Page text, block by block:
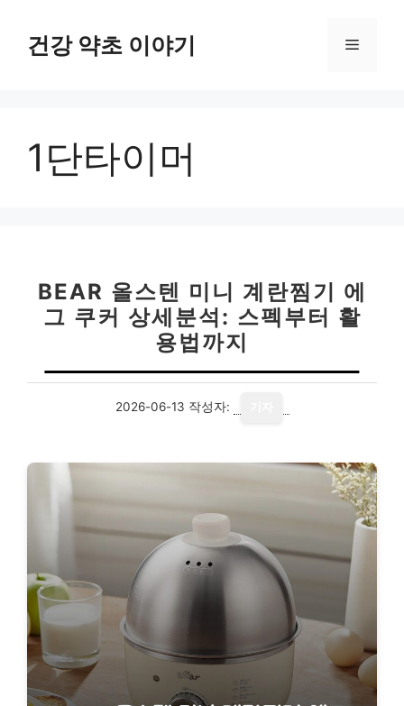
건강 약초 이야기 메
1단타이머
BEAR 올스텐 미니 계란찜기 에
그 쿠커 상세분석: 스펙부터 활
용법까지
2026-06-13 작성자: